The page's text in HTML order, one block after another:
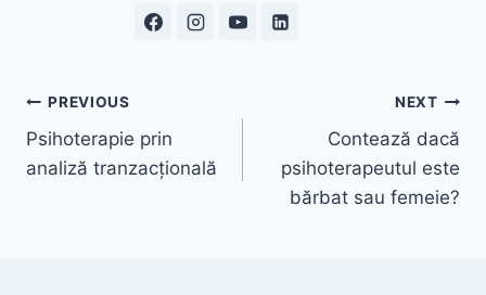
Navigare
în
PREVIOUS
Psihoterapie prin
analiză tranzacțională
NEXT
Contează dacă
psihoterapeutul este
bărbat sau femeie?